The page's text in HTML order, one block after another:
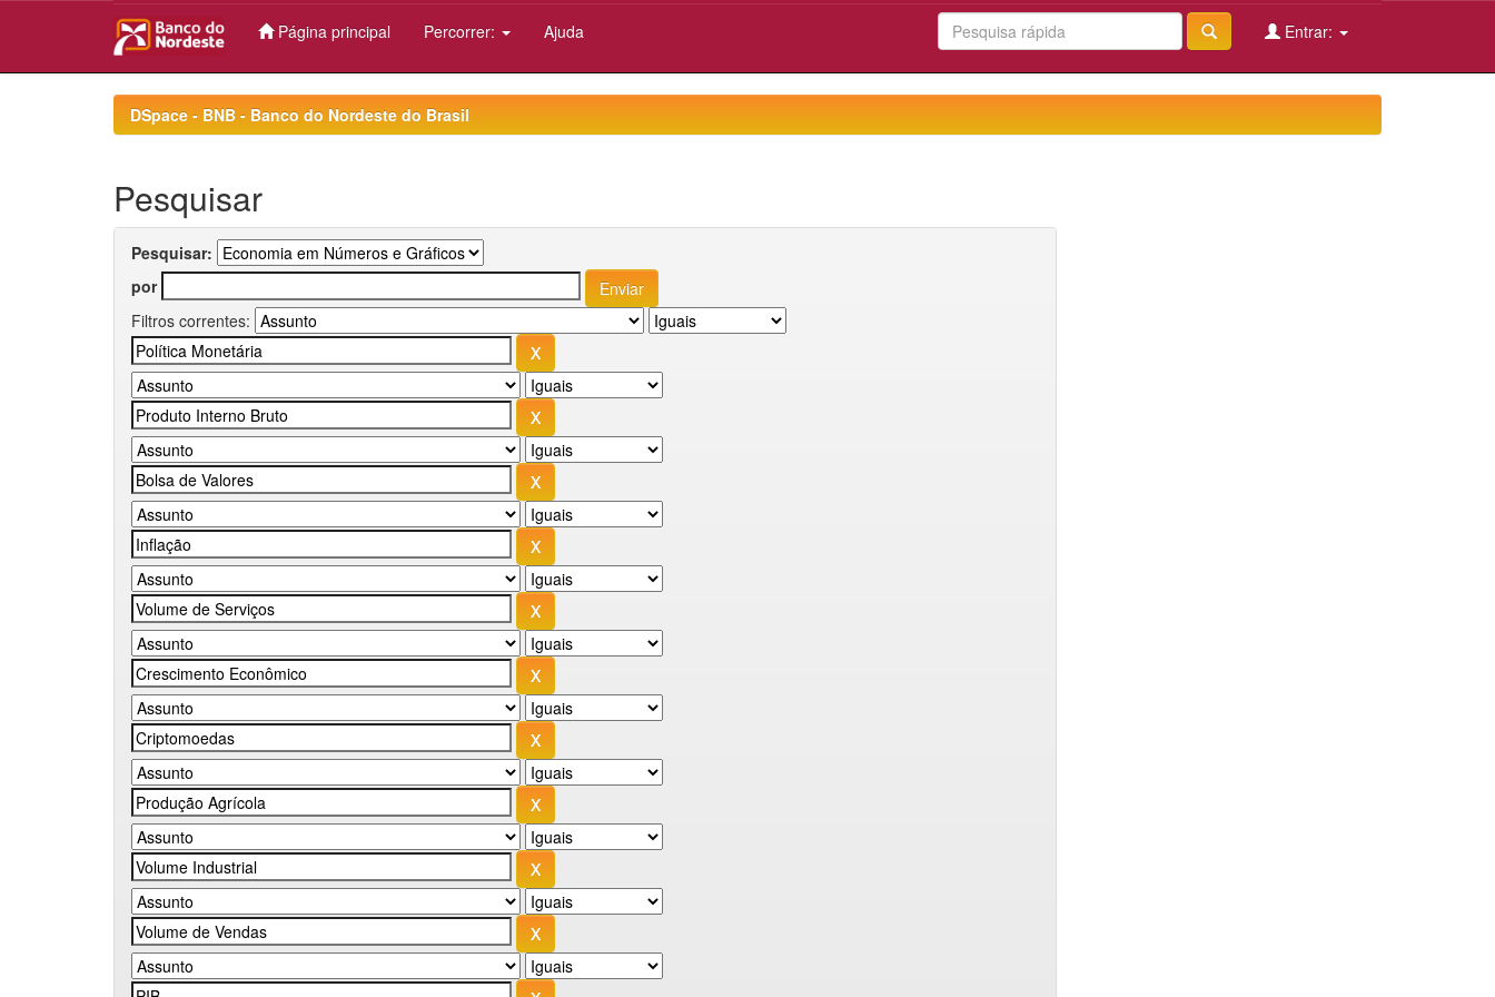
Página principal Percorrer: Ajuda Entrar:
DSpace - BNB - Banco do Nordeste do Brasil
Pesquisar
Pesquisar:
por
Filtros correntes: